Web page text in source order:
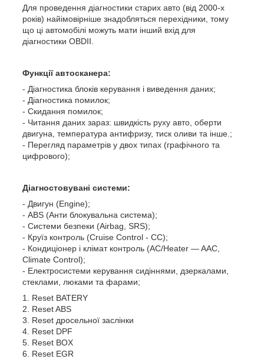
Для проведення діагностики старих авто (від 2000-х
років) найімовірніше знадобляться перехідники, тому
що ці автомобілі можуть мати інший вхід для
діагностики OBDII.
Функції автосканера:
- Діагностика блоків керування і виведення даних;
- Діагностика помилок;
- Скидання помилок;
- Читання даних зараз: швидкість руху авто, оберти
двигуна, температура антифризу, тиск оливи та інше.;
- Перегляд параметрів у двох типах (графічного та
цифрового);
Діагностовувані системи:
- Двигун (Engine);
- ABS (Анти блокувальна система);
- Системи безпеки (Airbag, SRS);
- Круїз контроль (Cruise Control - CC);
- Кондиціонер і клімат контроль (AC/Heater — AAC,
Climate Control);
- Електросистеми керування сидіннями, дзеркалами,
стеклами, люками та фарами;
1. Reset BATERY
2. Reset ABS
3. Reset дросельної заслінки
4. Reset DPF
5. Reset BOX
6. Reset EGR